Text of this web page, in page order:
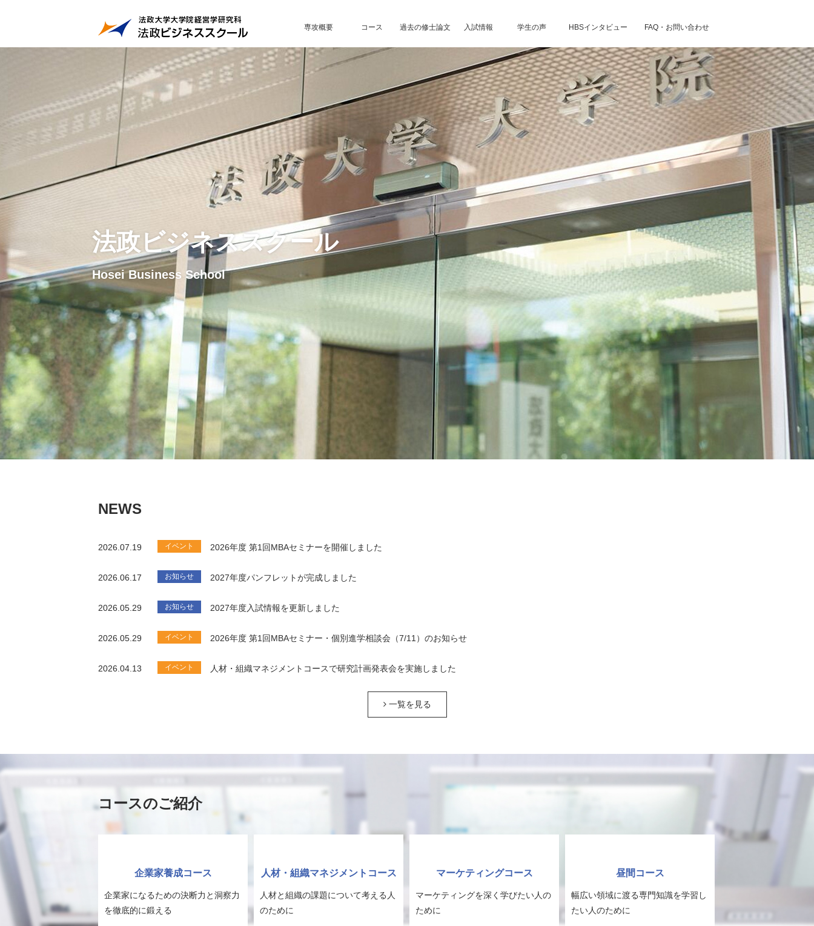
専攻概要 コース 過去の修士論文 入試情報 学生の声 HBSインタビュー FAQ・お問い合わせ
法政ビジネススクール
Hosei Business School
NEWS
2026.07.19 イベント 2026年度 第1回MBAセミナーを開催しました
2026.06.17 お知らせ 2027年度パンフレットが完成しました
2026.05.29 お知らせ 2027年度入試情報を更新しました
2026.05.29 イベント 2026年度 第1回MBAセミナー・個別進学相談会（7/11）のお知らせ
2026.04.13 イベント 人材・組織マネジメントコースで研究計画発表会を実施しました
一覧を見る
コースのご紹介
企業家養成コース
企業家になるための決断力と洞察力
を徹底的に鍛える
人材・組織マネジメントコース
人材と組織の課題について考える人
のために
マーケティングコース
マーケティングを深く学びたい人の
ために
昼間コース
幅広い領域に渡る専門知識を学習し
たい人のために